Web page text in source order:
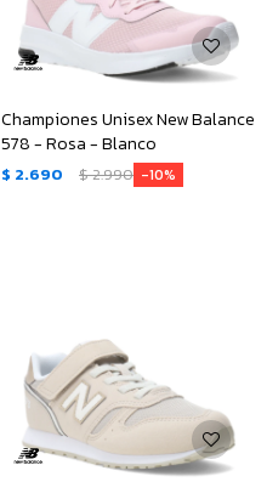
Championes Unisex New Balance
578 - Rosa - Blanco
$ 2.690 $2.990 10